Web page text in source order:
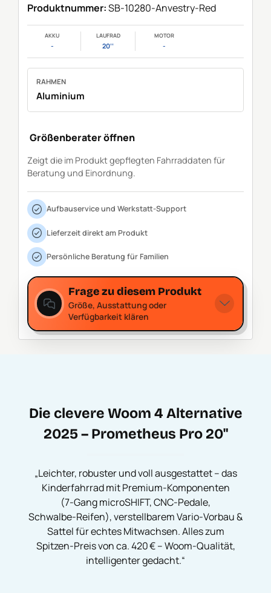
Produktnummer:SB-10280-Anvestry-Red
AKKU
-
LAUFRAD
20‘‘
MOTOR
-
RAHMEN
Aluminium
Größenberater öffnen
Zeigt die im Produkt gepflegten Fahrraddaten für
Beratung und Einordnung.
Aufbauservice und Werkstatt-Support
Lieferzeit direkt am Produkt
Persönliche Beratung für Familien
Frage zu diesem Produkt
Größe, Ausstattung oder
Verfügbarkeit klären
Die clevere Woom 4 Alternative
2025 – Prometheus Pro 20"
„Leichter, robuster und voll ausgestattet – das
Kinderfahrrad mit Premium‑Komponenten
(7‑Gang microSHIFT, CNC‑Pedale,
Schwalbe‑Reifen), verstellbarem Vario‑Vorbau &
Sattel für echtes Mitwachsen. Alles zum
Spitzen‑Preis von ca. 420 € – Woom‑Qualität,
intelligenter gedacht.“